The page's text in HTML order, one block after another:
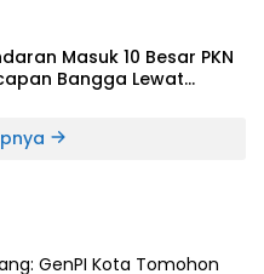
Masuk 10 Besar PKN
Bangga Lewat